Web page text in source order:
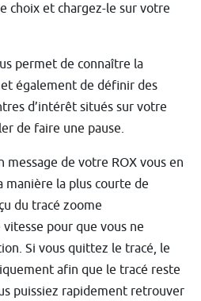
choix et chargez-le sur votre
permet de connaître la
également de définir des
d’intérêt situés sur votre
de faire une pause.
de votre ROX vous en
la plus courte de
du tracé zoome
pour que vous ne
Si vous quittez le tracé, le
afin que le tracé reste
puissiez rapidement retrouver